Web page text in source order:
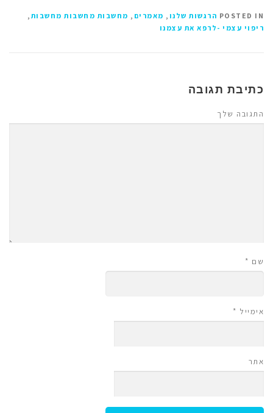
POSTED IN הרגשות שלנו , מאמרים , מחשבות מחשבות מחשבות ,
ריפוי עצמי -לרפא את עצמנו
כתיבת תגובה
התגובה שלך
שם *
אימייל *
אתר